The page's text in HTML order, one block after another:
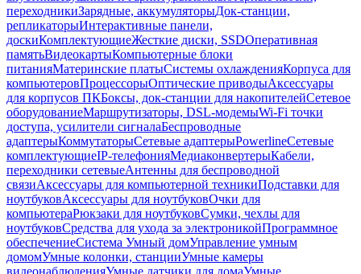
переходникиЗарядные, аккумуляторыДок-станции,
репликаторыИнтерактивные панели,
доскиКомплектующиеЖесткие диски, SSDОперативная
памятьВидеокартыКомпьютерные блоки
питанияМатеринские платыСистемы охлажденияКорпуса для
компьютеровПроцессорыОптические приводыАксессуары
для корпусов ПКБоксы, док-станции для накопителейСетевое
оборудованиеМаршрутизаторы, DSL-модемыWi-Fi точки
доступа, усилители сигналаБеспроводные
адаптерыКоммутаторыСетевые адаптерыPowerlineСетевые
комплектующиеIP-телефонияМедиаконвертерыКабели,
переходники сетевыеАнтенны для беспроводной
связиАксессуары для компьютерной техникиПодставки для
ноутбуковАксессуары для ноутбуковОчки для
компьютераРюкзаки для ноутбуковСумки, чехлы для
ноутбуковСредства для ухода за электроникойПрограммное
обеспечениеСистема Умный домУправление умным
домомУмные колонки, станцииУмные камеры
видеонаблюденияУмные датчики для домаУмные